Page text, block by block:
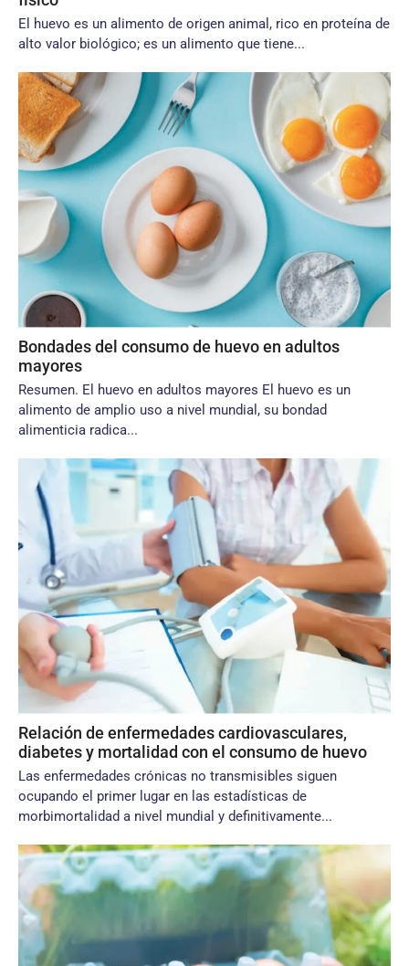
El huevo es un alimento de origen animal, rico en proteína de
alto valor biológico; es un alimento que tiene...
Bondades del consumo de huevo en adultos
mayores
Resumen. El huevo en adultos mayores El huevo es un
alimento de amplio uso a nivel mundial, su bondad
alimenticia radica...
Relación de enfermedades cardiovasculares,
diabetes y mortalidad con el consumo de huevo
Las enfermedades crónicas no transmisibles siguen
ocupando el primer lugar en las estadísticas de
morbimortalidad a nivel mundial y definitivamente...